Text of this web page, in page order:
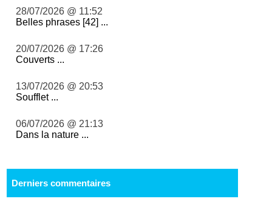
28/07/2026 @ 11:52
Belles phrases [42] ...
20/07/2026 @ 17:26
Couverts ...
13/07/2026 @ 20:53
Soufflet ...
06/07/2026 @ 21:13
Dans la nature ...
Derniers commentaires